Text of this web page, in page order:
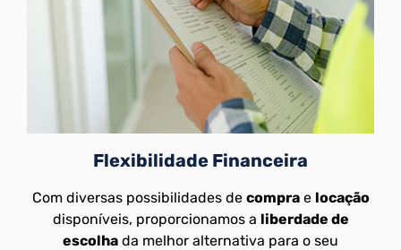
Flexibilidade Financeira
Com diversas possibilidades de comprae locação
disponíveis, proporcionamos a liberdade de
escolha da melhor alternativa para o seu